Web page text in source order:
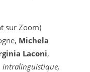
sur Zoom)
Michela
Laconi,
intralinguistique,